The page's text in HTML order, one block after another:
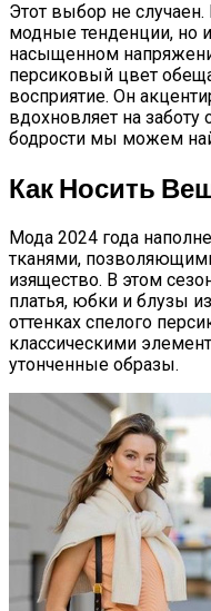
Лунный
Волос
Этот выбор не
модные тенденции, но
насыщенном
персиковый цвет
восприятие. Он
вдохновляет на
бодрости мы можем
Как Носить
Мода 2024 года
тканями,
изящество. В этом
платья, юбки и блузы
оттенках спелого
классическими
утонченные образы.